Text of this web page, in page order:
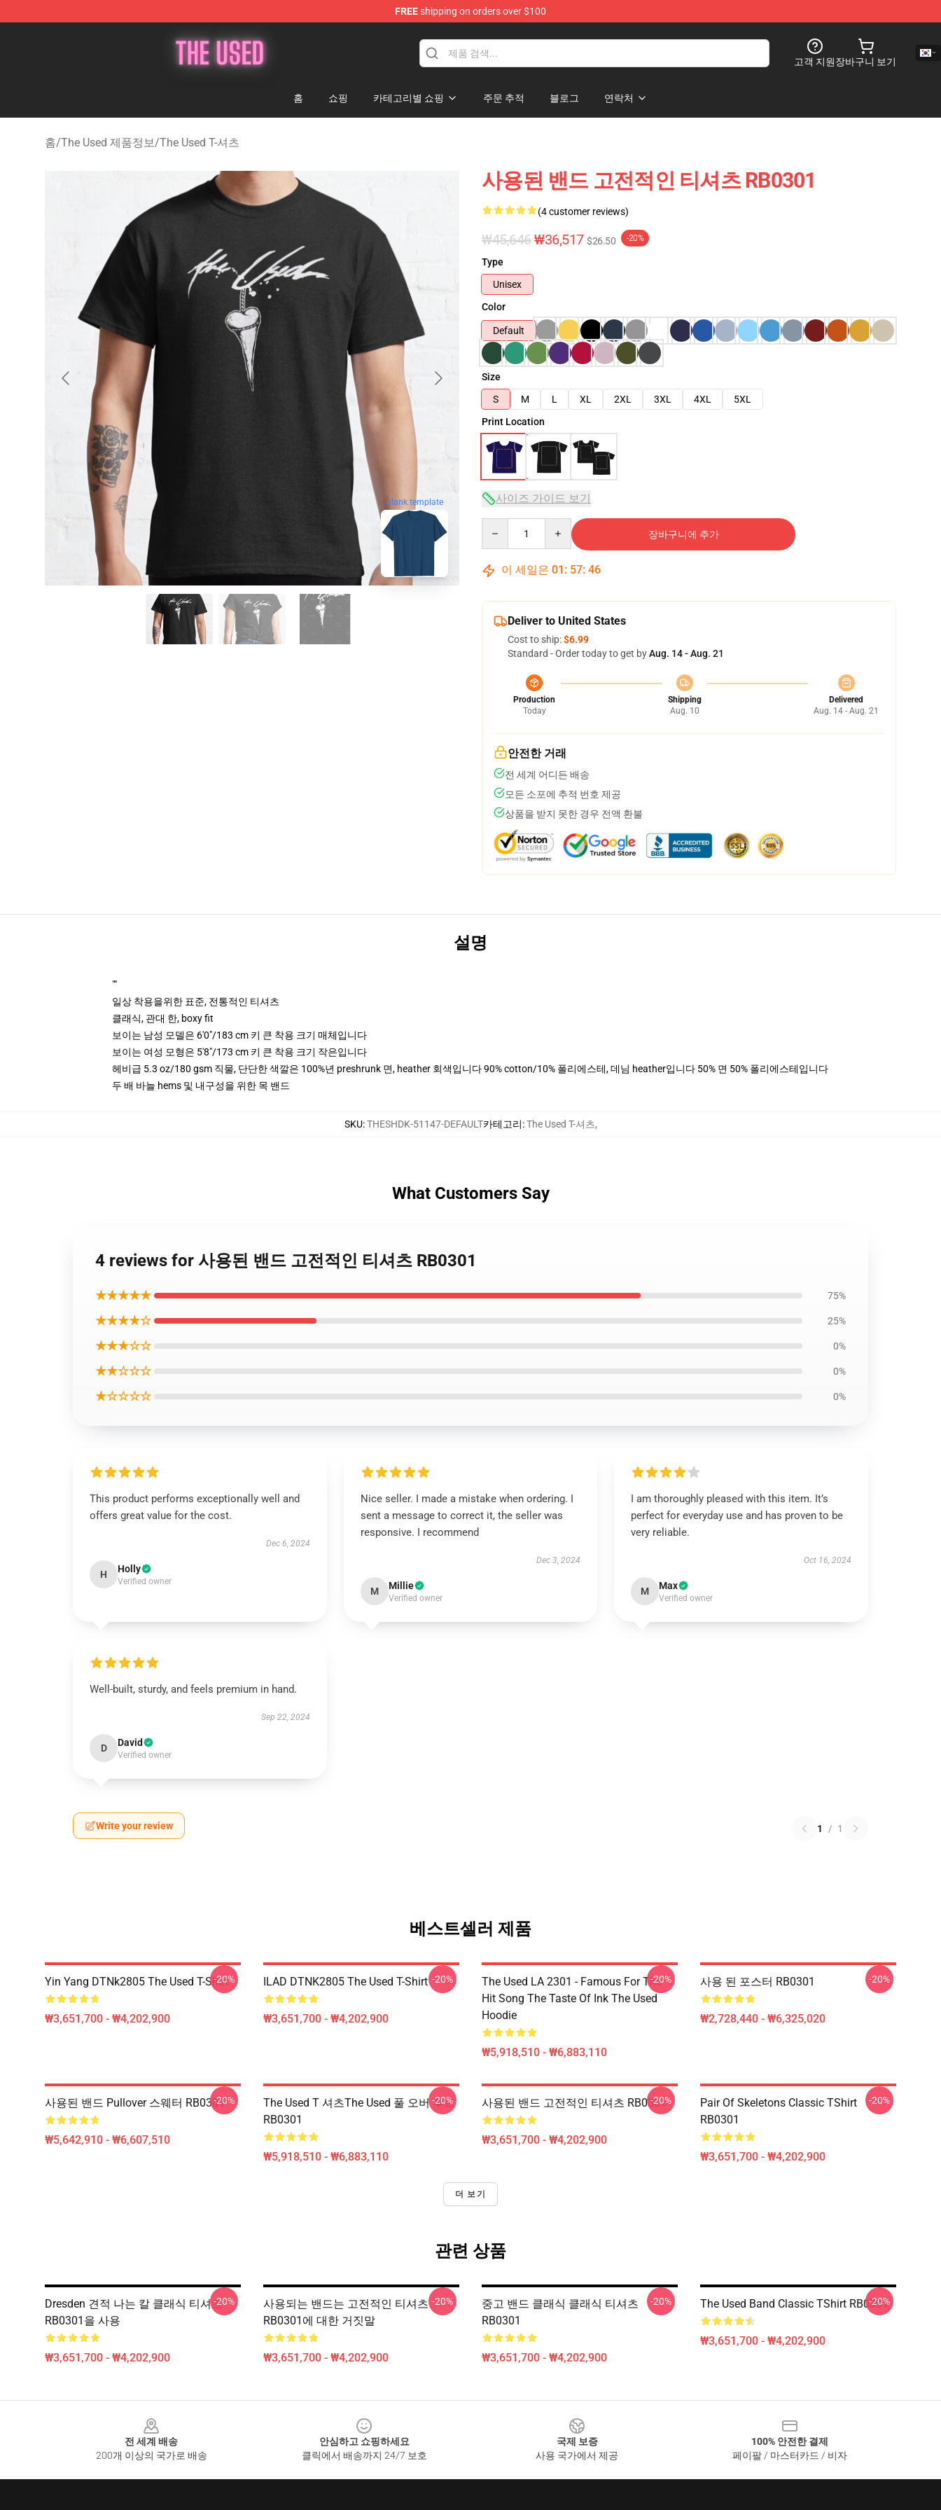
FREEshipping on orders over $100
고객 지원장바구니 보기
홈 쇼핑 카테고리별 쇼핑 주문 추적 블로그 연락처
홈/The Used 제품정보/The Used T-셔츠
blank template
사용된 밴드 고전적인 티셔츠 RB0301
(4 customer reviews)
₩45,646₩36,517 $26.50 -20%
Type
Unisex
Color
Default
Size
S
M L XL 2XL 3XL 4XL
5XL
Print Location
사이즈 가이드 보기
장바구니에 추가
이 세일은 01 : 57: 45
Deliver to United States
Cost to ship:$6.99
Standard - Order today to get byAug. 14 - Aug. 21
Production
Today
Shipping
Aug. 10
Delivered
Aug. 14 - Aug. 21
안전한 거래
전 세계 어디든 배송
모든 소포에 추적 번호 제공
상품을 받지 못한 경우 전액 환불
설명
""
일상 착용을위한 표준, 전통적인 티셔츠
클래식, 관대 한, boxy fit
보이는 남성 모델은 6'0"/183 cm 키 큰 착용 크기 매체입니다
보이는 여성 모형은 5'8"/173 cm 키 큰 착용 크기 작은입니다
헤비급 5.3 oz/180 gsm 직물, 단단한 색깔은 100%년 preshrunk 면, heather 회색입니다 90% cotton/10% 폴리에스테, 데님 heather입니다 50% 면 50% 폴리에스테입니다
두 배 바늘 hems 및 내구성을 위한 목 밴드
SKU:THESHDK-51147-DEFAULT카테고리:The Used T-셔츠,
What Customers Say
4 reviews for 사용된 밴드 고전적인 티셔츠 RB0301
★★★★★ 75%
★★★★☆ 25%
★★★☆☆ 0%
★★☆☆☆ 0%
★☆☆☆☆ 0%
This product performs exceptionally well and
offers great value for the cost.
Dec 6, 2024
H Holly
Verified owner
Nice seller. I made a mistake when ordering. I
sent a message to correct it, the seller was
responsive. I recommend
Dec 3, 2024
M Millie
Verified owner
I am thoroughly pleased with this item. It’s
perfect for everyday use and has proven to be
very reliable.
Oct 16, 2024
M Max
Verified owner
Well-built, sturdy, and feels premium in hand.
Sep 22, 2024
D David
Verified owner
Write your review 1 / 1
베스트셀러 제품
Yin Yang DTNk2805 The Used T-Shirt
₩3,651,700 - ₩4,202,900
-20% ILAD DTNK2805 The Used T-Shirt
₩3,651,700 - ₩4,202,900
-20%
The Used LA 2301 - Famous For The
Hit Song The Taste Of Ink The Used
Hoodie
₩5,918,510 - ₩6,883,110
-20% 사용 된 포스터 RB0301
₩2,728,440 - ₩6,325,020
-20%
사용된 밴드 Pullover 스웨터 RB0301
₩5,642,910 - ₩6,607,510
-20%
The Used T 셔츠the Used 풀 오버 후드
RB0301
₩5,918,510 - ₩6,883,110
-20% 사용된 밴드 고전적인 티셔츠 RB0301
₩3,651,700 - ₩4,202,900
-20%
Pair Of Skeletons Classic TShirt
RB0301
₩3,651,700 - ₩4,202,900
-20%
더 보기
관련 상품
Dresden 견적 나는 칼 클래식 티셔츠
RB0301을 사용
₩3,651,700 - ₩4,202,900
-20%
사용되는 밴드는 고전적인 티셔츠
RB0301에 대한 거짓말
₩3,651,700 - ₩4,202,900
-20%
중고 밴드 클래식 클래식 티셔츠
RB0301
₩3,651,700 - ₩4,202,900
-20% The Used Band Classic TShirt RB0301
₩3,651,700 - ₩4,202,900
-20%
전 세계 배송
200개 이상의 국가로 배송
안심하고 쇼핑하세요
클릭에서 배송까지 24/7 보호
국제 보증
사용 국가에서 제공
100% 안전한 결제
페이팔 / 마스터카드 / 비자